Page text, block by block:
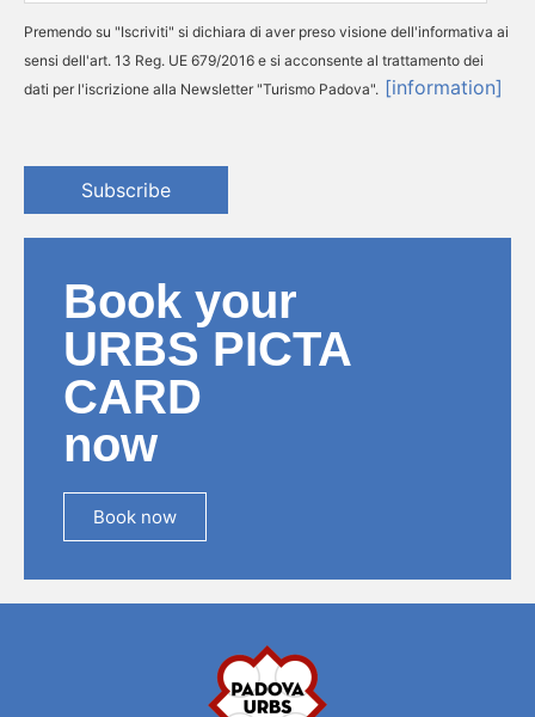
Premendo su "Iscriviti" si dichiara di aver preso visione dell'informativa ai
sensi dell'art. 13 Reg. UE 679/2016 e si acconsente al trattamento dei
dati per l'iscrizione alla Newsletter "Turismo Padova". [information]
Subscribe
Book your
URBS PICTA
CARD
now
Book now